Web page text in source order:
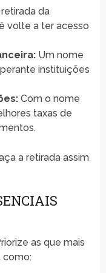
da
volte a ter acesso
Um nome
instituições
Com o nome
taxas de
a retirada assim
as que mais
como: